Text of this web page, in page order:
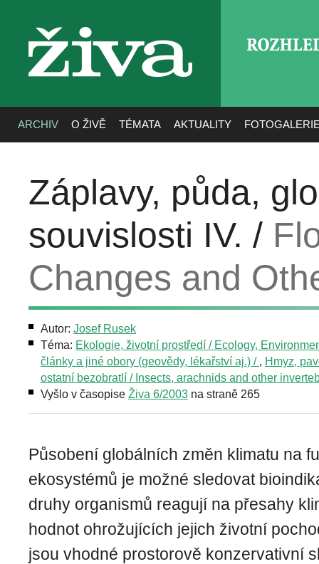
živa
ARCHIV O ŽIVĚ TÉMATA AKTUALITY
Záplavy, půda,
souvislosti IV. /
Changes and
Autor: Josef Rusek
Téma: Ekologie, životní prostředí / Ecology,
články a jiné obory (geovědy, lékařství aj.) / , Hmyz,
ostatní bezobratlí / Insects, arachnids and other
Vyšlo v časopise Živa 6/2003 na straně 265
Působení globálních změn klimatu na
ekosystémů je možné sledovat
druhy organismů reagují na přesahy
hodnot ohrožujících jejich životní
jsou vhodné prostorově konzervativní